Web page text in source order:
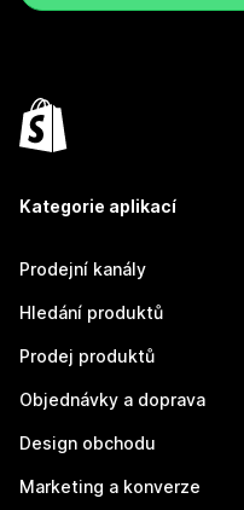
Kategorie aplikací
Prodejní kanály
Hledání produktů
Prodej produktů
Objednávky a doprava
Design obchodu
Marketing a konverze